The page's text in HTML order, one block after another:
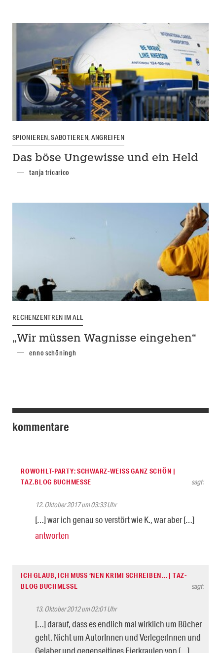
SPIONIEREN, SABOTIEREN, ANGREIFEN
Das böse Ungewisse und ein Held
tanja tricarico
RECHENZENTREN IM ALL
„Wir müssen Wagnisse eingehen“
enno schöningh
kommentare
ROWOHLT-PARTY: SCHWARZ-WEISS GANZ SCHÖN | T
AZ.BLOG BUCHMESSE
sagt:
12. Oktober 2017 um 03:33 Uhr
[…] war ich genau so verstört wie K., war aber […]
antworten
ICH GLAUB, ICH MUSS ‘NEN KRIMI SCHREIBEN… | TAZ-
BLOG BUCHMESSE
sagt:
13. Oktober 2012 um 02:01 Uhr
[…] darauf, dass es endlich mal wirklich um Bücher
geht. Nicht um AutorInnen und VerlegerInnen und
Gelaber und gegenseitiges Eierkraulen von […]